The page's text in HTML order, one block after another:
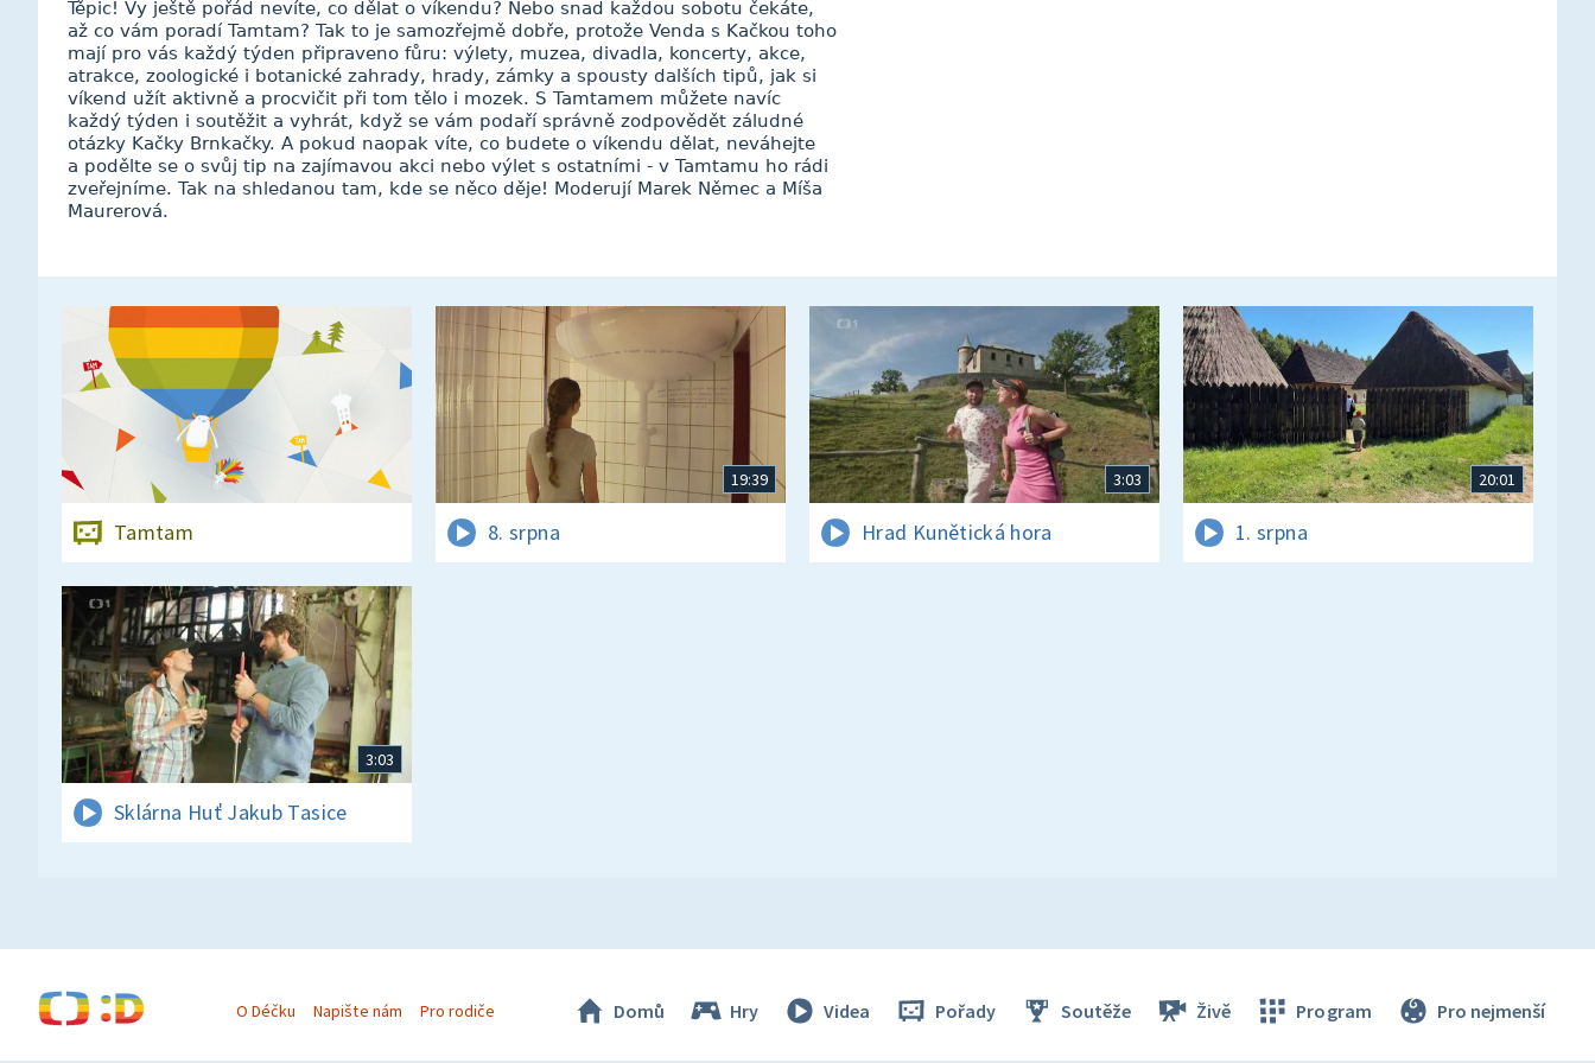
Těpic! Vy ještě pořád nevíte, co dělat o víkendu? Nebo snad každou sobotu čekáte,
až co vám poradí Tamtam? Tak to je samozřejmě dobře, protože Venda s Kačkou toho
mají pro vás každý týden připraveno fůru: výlety, muzea, divadla, koncerty, akce,
atrakce, zoologické i botanické zahrady, hrady, zámky a spousty dalších tipů, jak si
víkend užít aktivně a procvičit při tom tělo i mozek. S Tamtamem můžete navíc
každý týden i soutěžit a vyhrát, když se vám podaří správně zodpovědět záludné
otázky Kačky Brnkačky. A pokud naopak víte, co budete o víkendu dělat, neváhejte
a podělte se o svůj tip na zajímavou akci nebo výlet s ostatními - v Tamtamu ho rádi
zveřejníme. Tak na shledanou tam, kde se něco děje! Moderují Marek Němec a Míša
Maurerová.
Tamtam
19:39
8. srpna
3:03
Hrad Kunětická hora
20:01
1. srpna
3:03
Sklárna Huť Jakub Tasice
O Déčku Napište nám Pro rodiče Domů Hry Videa Pořady Soutěže Živě Program Pro nejmenší